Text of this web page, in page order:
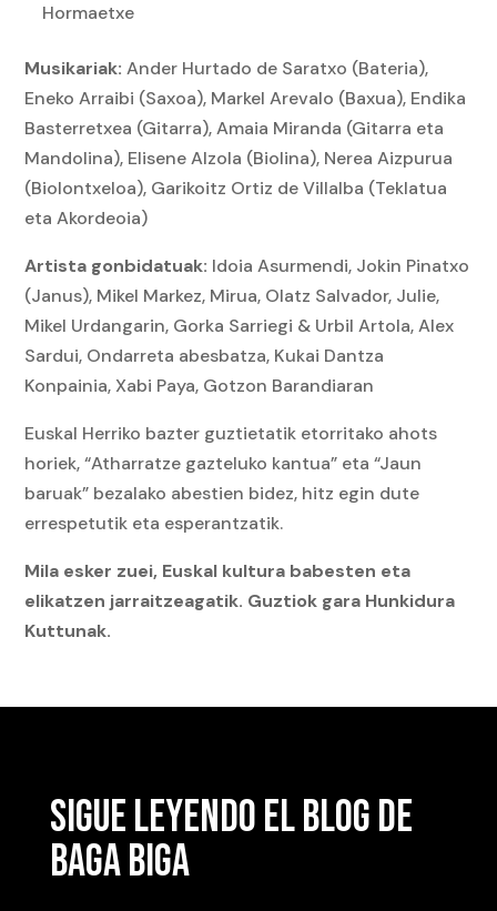
Hormaetxe
Musikariak: Ander Hurtado de Saratxo (Bateria),
Eneko Arraibi (Saxoa), Markel Arevalo (Baxua), Endika
Basterretxea (Gitarra), Amaia Miranda (Gitarra eta
Mandolina), Elisene Alzola (Biolina), Nerea Aizpurua
(Biolontxeloa), Garikoitz Ortiz de Villalba (Teklatua
eta Akordeoia)
Artista gonbidatuak: Idoia Asurmendi, Jokin Pinatxo
(Janus), Mikel Markez, Mirua, Olatz Salvador, Julie,
Mikel Urdangarin, Gorka Sarriegi & Urbil Artola, Alex
Sardui, Ondarreta abesbatza, Kukai Dantza
Konpainia, Xabi Paya, Gotzon Barandiaran
Euskal Herriko bazter guztietatik etorritako ahots
horiek, “Atharratze gazteluko kantua” eta “Jaun
baruak” bezalako abestien bidez, hitz egin dute
errespetutik eta esperantzatik.
Mila esker zuei, Euskal kultura babesten eta
elikatzen jarraitzeagatik. Guztiok gara Hunkidura
Kuttunak.
SIGUE LEYENDO EL BLOG DE
BAGA BIGA